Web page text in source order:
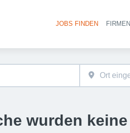
JOBS FINDEN
wurden